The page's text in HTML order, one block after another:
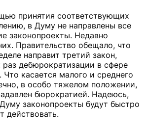
принятия соответствующих
в Думу не направлены все
законопроекты. Недавно
Правительство обещало, что
направит третий закон,
дебюрократизации в сфере
Что касается малого и среднего
в особо тяжелом положении,
бюрократией. Надеюсь,
законопроекты будут быстро
действовать.